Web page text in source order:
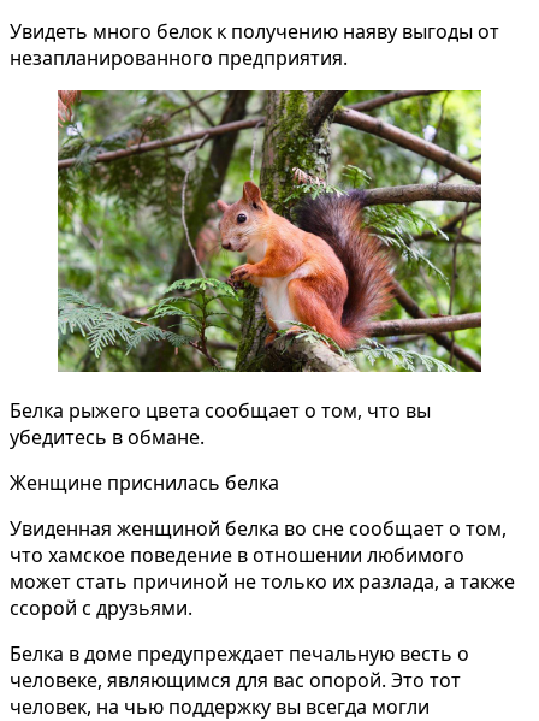
Увидеть много белок к получению наяву выгоды от
незапланированного предприятия.
Белка рыжего цвета сообщает о том, что вы
убедитесь в обмане.
Женщине приснилась белка
Увиденная женщиной белка во сне сообщает о том,
что хамское поведение в отношении любимого
может стать причиной не только их разлада, а также
ссорой с друзьями.
Белка в доме предупреждает печальную весть о
человеке, являющимся для вас опорой. Это тот
человек, на чью поддержку вы всегда могли